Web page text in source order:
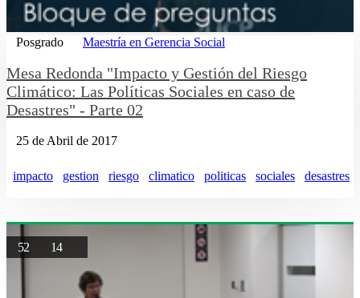
Posgrado Maestría en Gerencia Social
Mesa Redonda "Impacto y Gestión del Riesgo
Climático: Las Políticas Sociales en caso de
Desastres" - Parte 02
25 de Abril de 2017
impacto gestion riesgo climatico politicas sociales desastres
52 14